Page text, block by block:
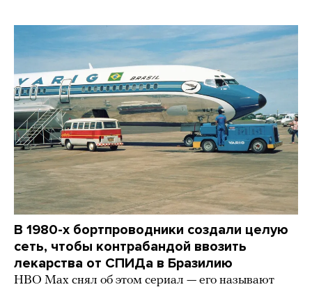
В 1980-х бортпроводники создали целую
сеть, чтобы контрабандой ввозить
лекарства от СПИДа в Бразилию
HBO Max снял об этом сериал — его называют